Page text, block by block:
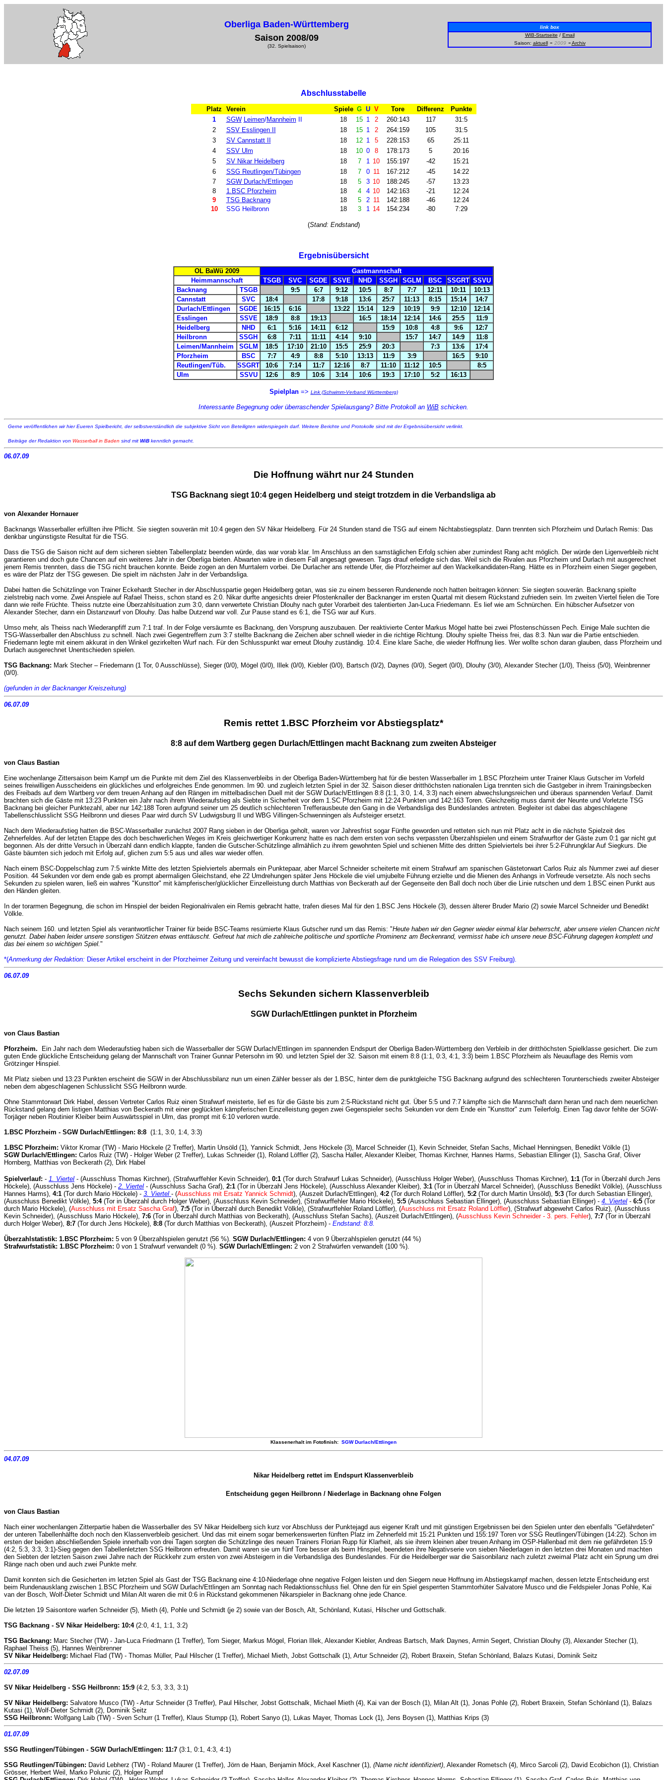
Oberliga Baden-Württemberg
Saison 2008/09
(32. Spielsaison)
link box
WIB-Startseite / Email
Saison: aktuell- 2009- Archiv
Abschlusstabelle
Platz Verein Spiele G U V Tore Differenz
Punkte
1
SGW Leimen/Mannheim 18 15 1 2 260:143 117
31:5
2
SSV Esslingen II 18 15 1 2 264:159 105
31:5
3
SV Cannstatt II 18 12 1 5 228:153 65
25:11
4
SSV Ulm 18 10 0 8 178:173 5
20:16
5
SV Nikar Heidelberg 18 7 1 10 155:197 -42
15:21
6
SSG Reutlingen/Tübingen 18 7 0 11 167:212 -45
14:22
7
SGW Durlach/Ettlingen 18 5 3 10 188:245 -57
13:23
8
1.BSC Pforzheim 18 4 4 10 142:163 -21
12:24
9
TSG Backnang 18 5 2 11 142:188 -46
12:24
10
SSG Heilbronn 18 3 1 14 154:234 -80 7:29
(Stand: Endstand)
Ergebnisübersicht
OL BaWü 2009
Gastmannschaft
Heimmannschaft
TSGB SVC SGDE SSVE NHD SSGH SGLM BSC SSGRT SSVU
Backnang
TSGB 9:5 6:7 9:12 10:5 8:7 7:7 12:11 10:11
10:13
Cannstatt
SVC 18:4 17:8 9:18 13:6 25:7 11:13 8:15 15:14
14:7
Durlach/Ettlingen
SGDE 16:15 6:16 13:22 15:14 12:9 10:19 9:9 12:10
12:14
Esslingen
SSVE 18:9 8:8 19:13 16:5 18:14 12:14 14:6 25:5
11:9
Heidelberg
NHD 6:1 5:16 14:11 6:12 15:9 10:8 4:8 9:6
12:7
Heilbronn
SSGH 6:8 7:11 11:11 4:14 9:10 15:7 14:7 14:9
11:8
Leimen/Mannheim
SGLM 18:5 17:10 21:10 15:5 25:9 20:3 7:3 13:6
17:4
Pforzheim
BSC 7:7 4:9 8:8 5:10 13:13 11:9 3:9 16:5
9:10
Reutlingen/Tüb.
SSGRT 10:6 7:14 11:7 12:16 8:7 11:10 11:12 10:5
8:5
Ulm
SSVU 12:6 8:9 10:6 3:14 10:6 19:3 17:10 5:2 16:13
Spielplan=> Link (Schwimm-Verband Württemberg)
Interessante Begegnung oder überraschender Spielausgang? Bitte Protokoll an WiB schicken.
Gerne veröffentlichen wir hier Eueren Spielbericht, der selbstverständlich die subjektive Sicht von Beteiligten widerspiegeln darf. Weitere Berichte und Protokolle sind mit der Ergebnisübersicht verlinkt.
Beiträge der Redaktion von Wasserball in Baden sind mit WiB kenntlich gemacht.
06.07.09
Die Hoffnung währt nur 24 Stunden
TSG Backnang siegt 10:4 gegen Heidelberg und steigt trotzdem in die Verbandsliga ab
von Alexander Hornauer
Backnangs Wasserballer erfüllten ihre Pflicht. Sie siegten souverän mit 10:4 gegen den SV Nikar Heidelberg. Für 24 Stunden stand die TSG auf einem Nichtabstiegsplatz. Dann trennten sich Pforzheim und Durlach Remis: Das
denkbar ungünstigste Resultat für die TSG.
Dass die TSG die Saison nicht auf dem sicheren siebten Tabellenplatz beenden würde, das war vorab klar. Im Anschluss an den samstäglichen Erfolg schien aber zumindest Rang acht möglich. Der würde den Ligenverbleib nicht
garantieren und doch gute Chancen auf ein weiteres Jahr in der Oberliga bieten. Abwarten wäre in diesem Fall angesagt gewesen. Tags drauf erledigte sich das. Weil sich die Rivalen aus Pforzheim und Durlach mit ausgerechnet
jenem Remis trennten, dass die TSG nicht brauchen konnte. Beide zogen an den Murrtalern vorbei. Die Durlacher ans rettende Ufer, die Pforzheimer auf den Wackelkandidaten-Rang. Hätte es in Pforzheim einen Sieger gegeben,
es wäre der Platz der TSG gewesen. Die spielt im nächsten Jahr in der Verbandsliga.
Dabei hatten die Schützlinge von Trainer Eckehardt Stecher in der Abschlusspartie gegen Heidelberg getan, was sie zu einem besseren Rundenende noch hatten beitragen können: Sie siegten souverän. Backnang spielte
zielstrebig nach vorne. Zwei Anspiele auf Rafael Theiss, schon stand es 2:0. Nikar durfte angesichts dreier Pfostenknaller der Backnanger im ersten Quartal mit diesem Rückstand zufrieden sein. Im zweiten Viertel fielen die Tore
dann wie reife Früchte. Theiss nutzte eine Überzahlsituation zum 3:0, dann verwertete Christian Dlouhy nach guter Vorarbeit des talentierten Jan-Luca Friedemann. Es lief wie am Schnürchen. Ein hübscher Aufsetzer von
Alexander Stecher, dann ein Distanzwurf von Dlouhy. Das halbe Dutzend war voll. Zur Pause stand es 6:1, die TSG war auf Kurs.
Umso mehr, als Theiss nach Wiederanpfiff zum 7:1 traf. In der Folge versäumte es Backnang, den Vorsprung auszubauen. Der reaktivierte Center Markus Mögel hatte bei zwei Pfostenschüssen Pech. Einige Male suchten die
TSG-Wasserballer den Abschluss zu schnell. Nach zwei Gegentreffern zum 3:7 stellte Backnang die Zeichen aber schnell wieder in die richtige Richtung. Dlouhy spielte Theiss frei, das 8:3. Nun war die Partie entschieden.
Friedemann legte mit einem akkurat in den Winkel gezirkelten Wurf nach. Für den Schlusspunkt war erneut Dlouhy zuständig. 10:4. Eine klare Sache, die wieder Hoffnung lies. Wer wollte schon daran glauben, dass Pforzheim und
Durlach ausgerechnet Unentschieden spielen.
TSG Backnang: Mark Stecher – Friedemann (1 Tor, 0 Ausschlüsse), Sieger (0/0), Mögel (0/0), Illek (0/0), Kiebler (0/0), Bartsch (0/2), Daynes (0/0), Segert (0/0), Dlouhy (3/0), Alexander Stecher (1/0), Theiss (5/0), Weinbrenner
(0/0).
(gefunden in der Backnanger Kreiszeitung)
06.07.09
Remis rettet 1.BSC Pforzheim vor Abstiegsplatz*
8:8 auf dem Wartberg gegen Durlach/Ettlingen macht Backnang zum zweiten Absteiger
von Claus Bastian
Eine wochenlange Zittersaison beim Kampf um die Punkte mit dem Ziel des Klassenverbleibs in der Oberliga Baden-Württemberg hat für die besten Wasserballer im 1.BSC Pforzheim unter Trainer Klaus Gutscher im Vorfeld
seines freiwilligen Ausscheidens ein glückliches und erfolgreiches Ende genommen. Im 90. und zugleich letzten Spiel in der 32. Saison dieser dritthöchsten nationalen Liga trennten sich die Gastgeber in ihrem Trainingsbecken
des Freibads auf dem Wartberg vor dem treuen Anhang auf den Rängen im mittelbadischen Duell mit der SGW Durlach/Ettlingen 8:8 (1:1, 3:0, 1:4, 3:3) nach einem abwechslungsreichen und überaus spannenden Verlauf. Damit
brachten sich die Gäste mit 13:23 Punkten ein Jahr nach ihrem Wiederaufstieg als Siebte in Sicherheit vor dem 1.SC Pforzheim mit 12:24 Punkten und 142:163 Toren. Gleichzeitig muss damit der Neunte und Vorletzte TSG
Backnang bei gleicher Punktezahl, aber nur 142:188 Toren aufgrund seiner um 25 deutlich schlechteren Trefferausbeute den Gang in die Verbandsliga des Bundeslandes antreten. Begleiter ist dabei das abgeschlagene
Tabellenschlusslicht SSG Heilbronn und dieses Paar wird durch SV Ludwigsburg II und WBG Villingen-Schwenningen als Aufsteiger ersetzt.
Nach dem Wiederaufstieg hatten die BSC-Wasserballer zunächst 2007 Rang sieben in der Oberliga geholt, waren vor Jahresfrist sogar Fünfte geworden und retteten sich nun mit Platz acht in die nächste Spielzeit des
Zehnerfeldes. Auf der letzten Etappe des doch beschwerlichen Weges im Kreis gleichwertiger Konkurrenz hatte es nach dem ersten von sechs verpassten Überzahlspielen und einem Strafwurftor der Gäste zum 0:1 gar nicht gut
begonnen. Als der dritte Versuch in Überzahl dann endlich klappte, fanden die Gutscher-Schützlinge allmählich zu ihrem gewohnten Spiel und schienen Mitte des dritten Spielviertels bei ihrer 5:2-Führungklar Auf Siegkurs. Die
Gäste bäumten sich jedoch mit Erfolg auf, glichen zum 5:5 aus und alles war wieder offen.
Nach einem BSC-Doppelschlag zum 7:5 winkte Mitte des letzten Spielviertels abermals ein Punktepaar, aber Marcel Schneider scheiterte mit einem Strafwurf am spanischen Gästetorwart Carlos Ruiz als Nummer zwei auf dieser
Position. 44 Sekunden vor dem ende gab es prompt abermaligen Gleichstand, ehe 22 Umdrehungen später Jens Höckele die viel umjubelte Führung erzielte und die Mienen des Anhangs in Vorfreude versetzte. Als noch sechs
Sekunden zu spielen waren, ließ ein wahres "Kunsttor" mit kämpferischer/glücklicher Einzelleistung durch Matthias von Beckerath auf der Gegenseite den Ball doch noch über die Linie rutschen und dem 1.BSC einen Punkt aus
den Händen gleiten.
In der torarmen Begegnung, die schon im Hinspiel der beiden Regionalrivalen ein Remis gebracht hatte, trafen dieses Mal für den 1.BSC Jens Höckele (3), dessen älterer Bruder Mario (2) sowie Marcel Schneider und Benedikt
Völkle.
Nach seinem 160. und letzten Spiel als verantwortlicher Trainer für beide BSC-Teams resümierte Klaus Gutscher rund um das Remis: "Heute haben wir den Gegner wieder einmal klar beherrscht, aber unsere vielen Chancen nicht
genutzt. Dabei haben leider unsere sonstigen Stützen etwas enttäuscht. Gefreut hat mich die zahlreiche politische und sportliche Prominenz am Beckenrand, vermisst habe ich unsere neue BSC-Führung dagegen komplett und
das bei einem so wichtigen Spiel. "
*(Anmerkung der Redaktion: Dieser Artikel erscheint in der Pforzheimer Zeitung und vereinfacht bewusst die komplizierte Abstiegsfrage rund um die Relegation des SSV Freiburg).
06.07.09
Sechs Sekunden sichern Klassenverbleib
SGW Durlach/Ettlingen punktet in Pforzheim
von Claus Bastian
Pforzheim.
Ein Jahr nach dem Wiederaufstieg haben sich die Wasserballer der SGW Durlach/Ettlingen im spannenden Endspurt der Oberliga Baden-Württemberg den Verbleib in der dritthöchsten Spielklasse gesichert. Die zum
guten Ende glückliche Entscheidung gelang der Mannschaft von Trainer Gunnar Petersohn im 90. und letzten Spiel der 32. Saison mit einem 8:8 (1:1, 0:3, 4:1, 3:3) beim 1.BSC Pforzheim als Neuauflage des Remis vom
Grötzinger Hinspiel.
Mit Platz sieben und 13:23 Punkten erscheint die SGW in der Abschlussbilanz nun um einen Zähler besser als der 1.BSC, hinter dem die punktgleiche TSG Backnang aufgrund des schlechteren Torunterschieds zweiter Absteiger
neben dem abgeschlagenen Schlusslicht SSG Heilbronn wurde.
Ohne Stammtorwart Dirk Habel, dessen Vertreter Carlos Ruiz einen Strafwurf meisterte, lief es für die Gäste bis zum 2:5-Rückstand nicht gut. Über 5:5 und 7:7 kämpfte sich die Mannschaft dann heran und nach dem neuerlichen
Rückstand gelang dem listigen Matthias von Beckerath mit einer geglückten kämpferischen Einzelleistung gegen zwei Gegenspieler sechs Sekunden vor dem Ende ein "Kunsttor" zum Teilerfolg. Einen Tag davor fehlte der SGW-
Torjäger neben Routinier Kleiber beim Auswärtsspiel in Ulm, das prompt mit 6:10 verloren wurde.
1.BSC Pforzheim - SGW Durlach/Ettlingen: 8:8 (1:1, 3:0, 1:4, 3:3)
1.BSC Pforzheim: Viktor Kromar (TW) - Mario Höckele (2 Treffer), Martin Unsöld (1), Yannick Schmidt, Jens Höckele (3), Marcel Schneider (1), Kevin Schneider, Stefan Sachs, Michael Henningsen, Benedikt Völkle (1)
SGW Durlach/Ettlingen: Carlos Ruiz (TW) - Holger Weber (2 Treffer), Lukas Schneider (1), Roland Löffler (2), Sascha Haller, Alexander Kleiber, Thomas Kirchner, Hannes Harms, Sebastian Ellinger (1), Sascha Graf, Oliver
Hornberg, Matthias von Beckerath (2), Dirk Habel
Spielverlauf: - 1. Viertel - (Ausschluss Thomas Kirchner), (Strafwurffehler Kevin Schneider), 0:1 (Tor durch Strafwurf Lukas Schneider), (Ausschluss Holger Weber), (Ausschluss Thomas Kirchner), 1:1 (Tor in Überzahl durch Jens
Höckele), (Ausschluss Jens Höckele) - 2. Viertel - (Ausschluss Sacha Graf), 2:1 (Tor in Überzahl Jens Höckele), (Ausschluss Alexander Kleiber), 3:1 (Tor in Überzahl Marcel Schneider), (Ausschluss Benedikt Völkle), (Ausschluss
Hannes Harms), 4:1 (Tor durch Mario Höckele) - 3. Viertel - (Ausschluss mit Ersatz Yannick Schmidt), (Auszeit Durlach/Ettlingen), 4:2 (Tor durch Roland Löffler), 5:2 (Tor durch Martin Unsöld), 5:3 (Tor durch Sebastian Ellinger),
(Ausschluss Benedikt Völkle), 5:4(Tor in Überzahl durch Holger Weber), (Ausschluss Kevin Schneider) , (Strafwurffehler Mario Höckele), 5:5 (Ausschluss Sebastian Ellinger), (Ausschluss Sebastian Ellinger) - 4. Viertel - 6:5 (Tor
durch Mario Höckele), (Ausschluss mit Ersatz Sascha Graf), 7:5 (Tor in Überzahl durch Benedikt Völkle), (Strafwurffehler Roland Löffler), (Ausschluss mit Ersatz Roland Löffler), (Strafwurf abgewehrt Carlos Ruiz), (Ausschluss
Kevin Schneider), (Ausschluss Mario Höckele), 7:6 (Tor in Überzahl durch Matthias von Beckerath), (Ausschluss Stefan Sachs), (Auszeit Durlach/Ettlingen), (Ausschluss Kevin Schneider - 3. pers. Fehler), 7:7 (Tor in Überzahl
durch Holger Weber), 8:7 (Tor durch Jens Höckele), 8:8 (Tor durch Matthias von Beckerath), (Auszeit Pforzheim) - Endstand: 8:8.
Überzahlstatistik: 1.BSC Pforzheim: 5 von 9 Überzahlspielen genutzt (56 %). SGW Durlach/Ettlingen: 4 von 9 Überzahlspielen genutzt (44 %)
Strafwurfstatistik: 1.BSC Pforzheim: 0 von 1 Strafwurf verwandelt (0 %). SGW Durlach/Ettlingen: 2 von 2 Strafwürfen verwandelt (100 %).
Klassenerhalt im Fotofinish: SGW Durlach/Ettlingen
04.07.09
Nikar Heidelberg rettet im Endspurt Klassenverbleib
Entscheidung gegen Heilbronn / Niederlage in Backnang ohne Folgen
von Claus Bastian
Nach einer wochenlangen Zitterpartie haben die Wasserballer des SV Nikar Heidelberg sich kurz vor Abschluss der Punktejagd aus eigener Kraft und mit günstigen Ergebnissen bei den Spielen unter den ebenfalls "Gefährdeten"
der unteren Tabellenhälfte doch noch den Klassenverbleib gesichert. Und das mit einem sogar bemerkenswerten fünften Platz im Zehnerfeld mit 15:21 Punkten und 155:197 Toren vor SSG Reutlingen/Tübingen (14:22). Schon im
ersten der beiden abschließenden Spiele innerhalb von drei Tagen sorgten die Schützlinge des neuen Trainers Florian Rupp für Klarheit, als sie ihrem kleinen aber treuen Anhang im OSP-Hallenbad mit dem nie gefährdeten 15:9
(4:2, 5:3, 3:3, 3:1)-Sieg gegen den Tabellenletzten SSG Heilbronn erfreuten. Damit waren sie um fünf Tore besser als beim Hinspiel, beendeten ihre Negativserie von sieben Niederlagen in den letzten drei Monaten und machten
den Siebten der letzten Saison zwei Jahre nach der Rückkehr zum ersten von zwei Absteigern in die Verbandsliga des Bundeslandes. Für die Heidelberger war die Saisonbilanz nach zuletzt zweimal Platz acht ein Sprung um drei
Ränge nach oben und auch zwei Punkte mehr.
Damit konnten sich die Gesicherten im letzten Spiel als Gast der TSG Backnang eine 4:10-Niederlage ohne negative Folgen leisten und den Siegern neue Hoffnung im Abstiegskampf machen, dessen letzte Entscheidung erst
beim Rundenausklang zwischen 1.BSC Pforzheim und SGW Durlach/Ettlingen am Sonntag nach Redaktionsschluss fiel. Ohne den für ein Spiel gesperrten Stammtorhüter Salvatore Musco und die Feldspieler Jonas Pohle, Kai
van der Bosch, Wolf-Dieter Schmidt und Milan Alt waren die mit 0:6 in Rückstand gekommenen Nikarspieler in Backnang ohne jede Chance.
Die letzten 19 Saisontore warfen Schneider (5), Mieth (4), Pohle und Schmidt (je 2) sowie van der Bosch, Alt, Schönland, Kutasi, Hilscher und Gottschalk.
TSG Backnang - SV Nikar Heidelberg: 10:4(2:0, 4:1, 1:1, 3:2)
TSG Backnang: Marc Stecher (TW) - Jan-Luca Friedmann (1 Treffer), Tom Sieger, Markus Mögel, Florian Illek, Alexander Kiebler, Andreas Bartsch, Mark Daynes, Armin Segert, Christian Dlouhy (3), Alexander Stecher (1),
Raphael Theiss (5), Hannes Weinbrenner
SV Nikar Heidelberg: Michael Flad (TW) - Thomas Müller, Paul Hilscher (1 Treffer), Michael Mieth, Jobst Gottschalk (1), Artur Schneider (2), Robert Braxein, Stefan Schönland, Balazs Kutasi, Dominik Seitz
02.07.09
SV Nikar Heidelberg - SSG Heilbronn: 15:9 (4:2, 5:3, 3:3, 3:1)
SV Nikar Heidelberg: Salvatore Musco (TW) - Artur Schneider (3 Treffer), Paul Hilscher, Jobst Gottschalk, Michael Mieth (4), Kai van der Bosch (1), Milan Alt (1), Jonas Pohle (2), Robert Braxein, Stefan Schönland (1), Balazs
Kutasi (1), Wolf-Dieter Schmidt (2), Dominik Seitz
SSG Heilbronn: Wolfgang Laib (TW) - Sven Schurr (1 Treffer), Klaus Stumpp (1), Robert Sanyo (1), Lukas Mayer, Thomas Lock (1), Jens Boysen (1), Matthias Krips (3)
01.07.09
SSG Reutlingen/Tübingen - SGW Durlach/Ettlingen: 11:7 (3:1, 0:1, 4:3, 4:1)
SSG Reutlingen/Tübingen: David Lebherz (TW) - Roland Maurer (1 Treffer), Jörn de Haan, Benjamin Möck, Axel Kaschner (1), (Name nicht identifiziert), Alexander Rometsch (4), Mirco Sarcoli (2), David Ecobichon (1), Christian
Grösser, Herbert Weil, Marko Polunic (2), Holger Rumpf